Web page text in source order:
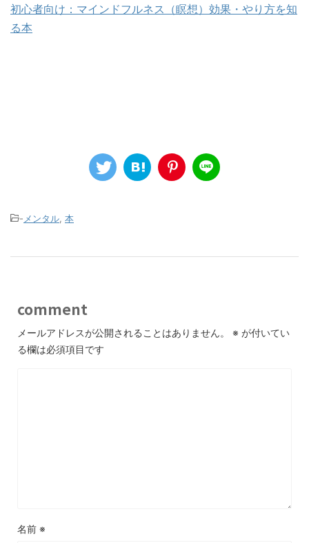
初心者向け：マインドフルネス（瞑想）効果・やり方を知
る本
-メンタル, 本
comment
メールアドレスが公開されることはありません。 ※ が付いてい
る欄は必須項目です
名前 ※